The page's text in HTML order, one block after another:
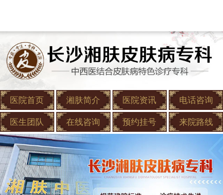
医院首页 湘肤简介 医院资讯 电话咨询
医生团队 在线咨询 预约挂号 来院路线